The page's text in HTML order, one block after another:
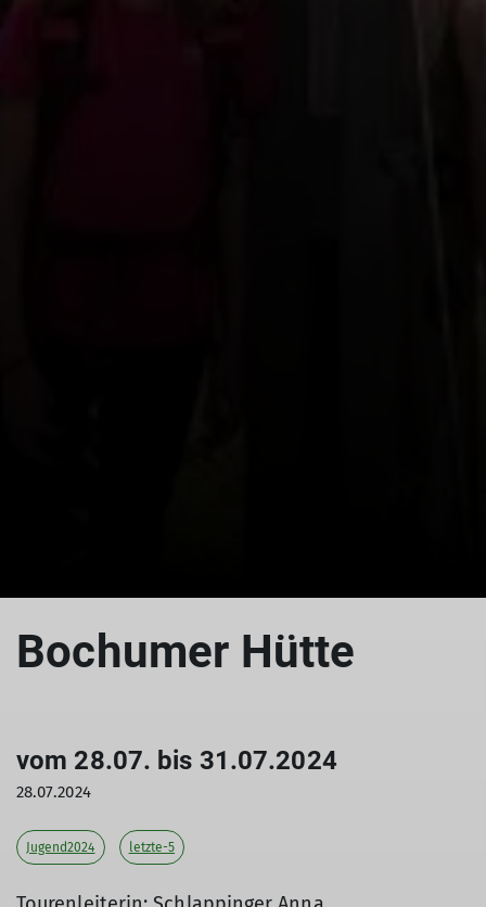
Bochumer Hütte
vom 28.07. bis 31.07.2024
28.07.2024
Jugend2024 letzte-5